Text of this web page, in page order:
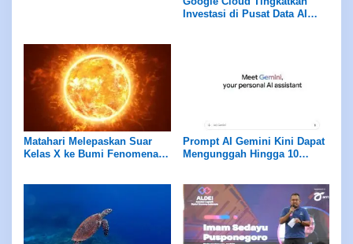
Investasi di Pusat Data AI
Matahari Melepaskan Suar
Kelas X ke Bumi Fenomena
Prompt AI Gemini Kini Dapat
Mengunggah Hingga 10